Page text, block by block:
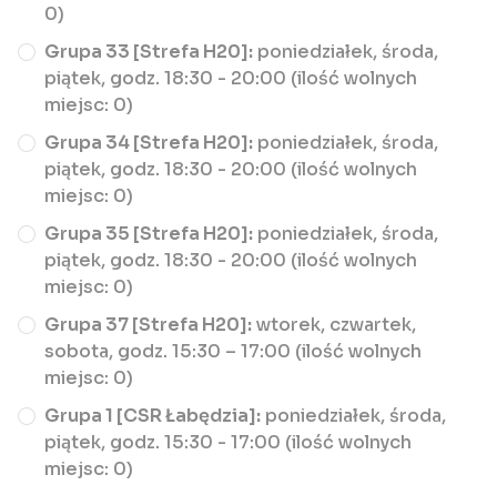
0)
Grupa 33 [Strefa H20]: poniedziałek, środa,
piątek, godz. 18:30 - 20:00 (ilość wolnych
miejsc: 0)
Grupa 34 [Strefa H20]: poniedziałek, środa,
piątek, godz. 18:30 - 20:00 (ilość wolnych
miejsc: 0)
Grupa 35 [Strefa H20]: poniedziałek, środa,
piątek, godz. 18:30 - 20:00 (ilość wolnych
miejsc: 0)
Grupa 37 [Strefa H20]:wtorek, czwartek,
sobota, godz. 15:30 – 17:00 (ilość wolnych
miejsc: 0)
Grupa 1 [CSR Łabędzia]: poniedziałek, środa,
piątek, godz. 15:30 - 17:00 (ilość wolnych
miejsc: 0)